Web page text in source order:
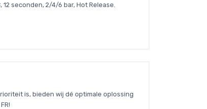
, 12 seconden, 2/4/6 bar, Hot Release.
is, bieden wij dé optimale oplossing